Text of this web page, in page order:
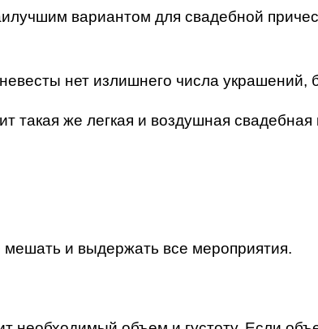
вариантом для свадебной
нет излишнего числа украшений,
же легкая и воздушная свадебная
и выдержать все мероприятия.